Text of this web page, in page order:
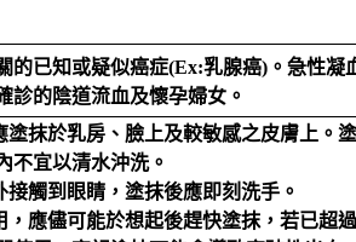
的已知或疑似癌症(Ex:乳腺癌)。急性凝
診的陰道流血及懷孕婦女。
塗抹於乳房、臉上及較敏感之皮膚上。
不宜以清水沖洗。
接觸到眼睛，塗抹後應即刻洗手。
，應儘可能於想起後趕快塗抹，若已超